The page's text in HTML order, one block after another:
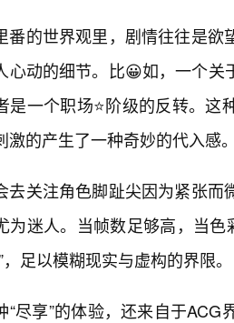
番的世界观里，剧情往往是欲
心动的细节。比😀如，一个
是一个职场⭐阶级的反转。
激的产生了一种奇妙的代入感
去关注角色脚趾尖因为紧张而
为迷人。当帧数足够高，当
，足以模糊现实与虚构的界限。
“尽享”的体验，还来自于